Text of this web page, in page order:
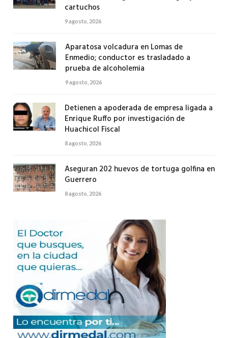
cartuchos
9 agosto, 2026
Aparatosa volcadura en Lomas de
Enmedio; conductor es trasladado a
prueba de alcoholemia
9 agosto, 2026
Detienen a apoderada de empresa ligada a
Enrique Ruffo por investigación de
Huachicol Fiscal
8 agosto, 2026
Aseguran 202 huevos de tortuga golfina en
Guerrero
8 agosto, 2026